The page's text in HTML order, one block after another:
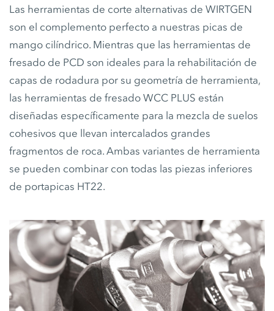
Las herramientas de corte alternativas de WIRTGEN
son el complemento perfecto a nuestras picas de
mango cilíndrico. Mientras que las herramientas de
fresado de PCD son ideales para la rehabilitación de
capas de rodadura por su geometría de herramienta,
las herramientas de fresado WCC PLUS están
diseñadas específicamente para la mezcla de suelos
cohesivos que llevan intercalados grandes
fragmentos de roca. Ambas variantes de herramienta
se pueden combinar con todas las piezas inferiores
de portapicas HT22.